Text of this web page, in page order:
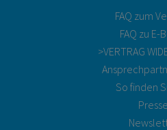
FAQ zum
FAQ zu E-
>VERTRAG
So finden
Presse